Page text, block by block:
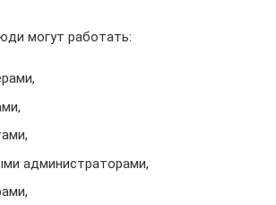
могут работать:
администраторами,